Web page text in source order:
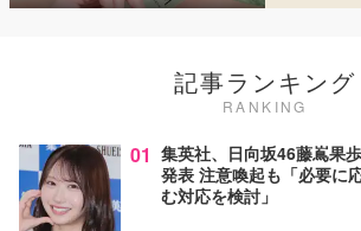
記事ランキング
RANKING
01 集英社、日向坂46藤嶌果
発表 注意喚起も「必要に
む対応を検討」